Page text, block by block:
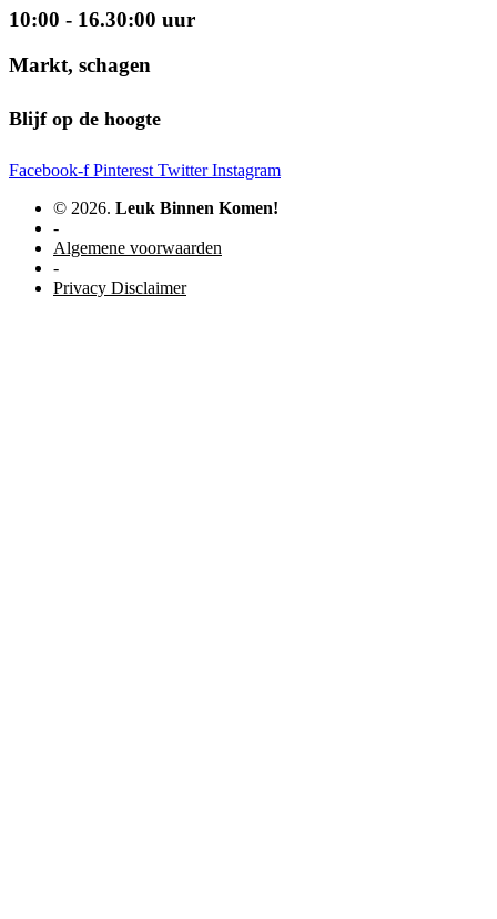
10:00 - 16.30:00 uur
Markt, schagen
Blijf op de hoogte
Facebook-f Pinterest Twitter Instagram
© 2026. Leuk Binnen Komen!
-
Algemene voorwaarden
-
Privacy Disclaimer